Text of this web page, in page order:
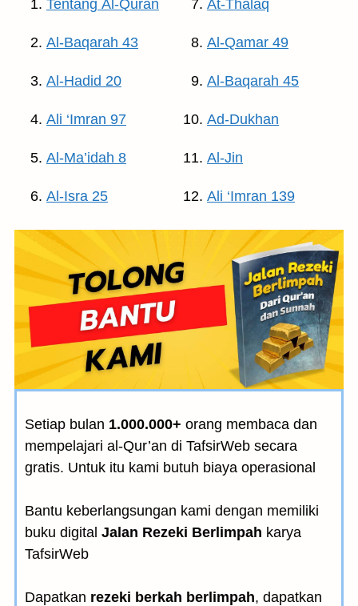
Tentang Al-Quran
Al-Baqarah 43
Al-Hadid 20
Ali ‘Imran 97
Al-Ma’idah 8
Al-Isra 25
At-Thalaq
Al-Qamar 49
Al-Baqarah 45
Ad-Dukhan
Al-Jin
Ali ‘Imran 139
Setiap bulan 1.000.000+ orang membaca dan
mempelajari al-Qur’an di TafsirWeb secara
gratis. Untuk itu kami butuh biaya operasional
Bantu keberlangsungan kami dengan memiliki
buku digital Jalan Rezeki Berlimpah karya
TafsirWeb
Dapatkan rezeki berkah berlimpah, dapatkan